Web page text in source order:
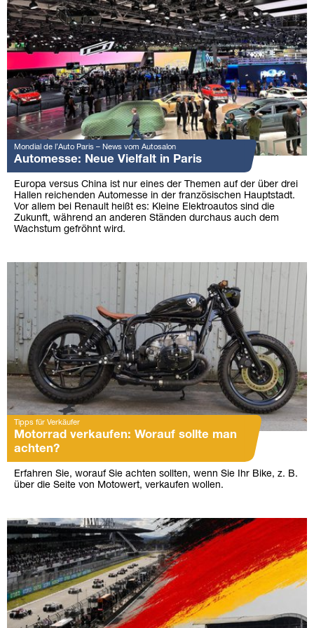
Mondial de l’Auto Paris – News vom Autosalon
Automesse: Neue Vielfalt in Paris
Europa versus China ist nur eines der Themen auf der über drei
Hallen reichenden Automesse in der französischen Hauptstadt.
Vor allem bei Renault heißt es: Kleine Elektroautos sind die
Zukunft, während an anderen Ständen durchaus auch dem
Wachstum gefröhnt wird.
Tipps für Verkäufer
Motorrad verkaufen: Worauf sollte man
achten?
Erfahren Sie, worauf Sie achten sollten, wenn Sie Ihr Bike, z. B.
über die Seite von Motowert, verkaufen wollen.